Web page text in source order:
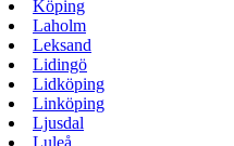
Köping
Laholm
Leksand
Lidingö
Lidköping
Linköping
Ljusdal
Luleå